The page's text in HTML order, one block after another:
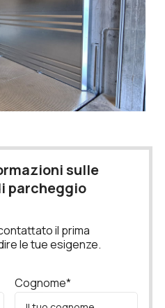
sulle
parcheggio
il prima
le tue esigenze.
Cognome*